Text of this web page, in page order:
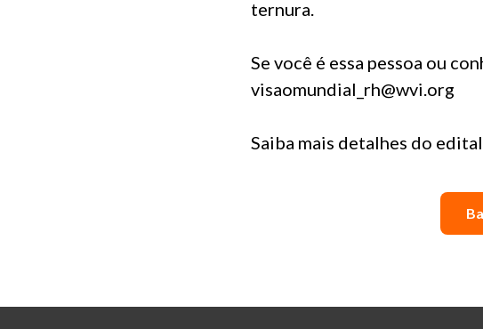
ternura.
Se você é essa pessoa ou
visaomundial_rh@wvi.org
Saiba mais detalhes do